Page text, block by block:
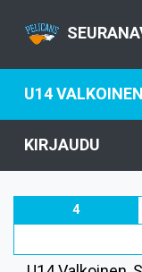
U14 VALKOINEN
KIRJAUDU
4